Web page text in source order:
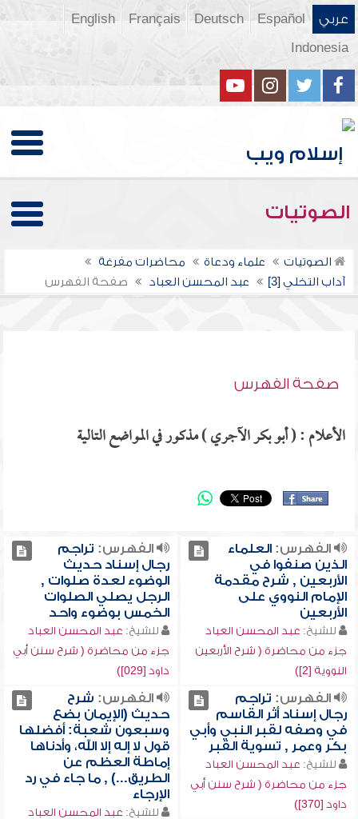
عربي Español
Deutsch
Français
English
Indonesia
الصوتيات
الصوتيات علماء ودعاة
محاضرات مفرغة
آداب التخلي [3]
عبد المحسن العباد صفحة الفهرس
صفحة الفهرس
الأعلام : ( أبو بكر الآجري ) مذكور في المواضع التالية
الفهرس:العلماء
الذين صنفوا في
الأربعين , شرح مقدمة
الإمام النووي على
الأربعين
للشيخ: عبد المحسن العباد
جزء من محاضرة ( شرح الأربعين
النووية [2])
الفهرس: تراجم
رجال إسناد حديث
الوضوء لعدة صلوات ,
الرجل يصلي الصلوات
الخمس بوضوء واحد
للشيخ: عبد المحسن العباد
جزء من محاضرة ( شرح سنن أبي
داود [029])
الفهرس: تراجم
رجال إسناد أثر القاسم
في وصفه لقبر النبي وأبي
بكر وعمر , تسوية القبر
للشيخ: عبد المحسن العباد
جزء من محاضرة ( شرح سنن أبي
داود [370])
الفهرس: شرح
حديث (الإيمان بضع
وسبعون شعبة: أفضلها
قول لا إله إلا الله، وأدناها
إماطة العظم عن
الطريق...) , ما جاء في رد
الإرجاء
للشيخ: عبد المحسن العباد